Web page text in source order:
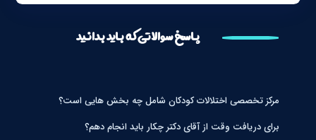
پاسخ سوالاتی که باید بدانید
مرکز تخصصی اختلالات کودکان شامل چه بخش هایی است؟
برای دریافت وقت از آقای دکتر چکار باید انجام دهم؟